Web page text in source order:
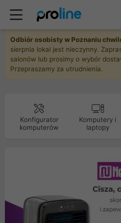
Odbiór osobisty w Poznaniu
sierpnia lokal jest nieczynny.
salonów lub prosimy o wybór
Przepraszamy za utrudnienia.
Konfigurator
komputerów
Komputery i
laptopy